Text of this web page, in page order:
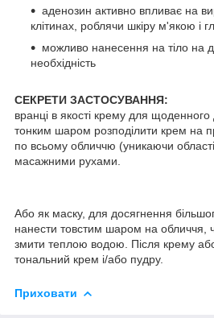
аденозин активно впливає на
клітинах, роблячи шкіру м'якою і
можливо нанесення на тіло на
необхідність
СЕКРЕТИ ЗАСТОСУВАННЯ:
вранці в якості крему для
тонким шаром розподілити крем на
по всьому обличчю (уникаючи
масажними рухами.
Або як маску, для досягнення
нанести товстим шаром на обличчя,
змити теплою водою. Після крему
тональний крем і/або пудру.
Приховати